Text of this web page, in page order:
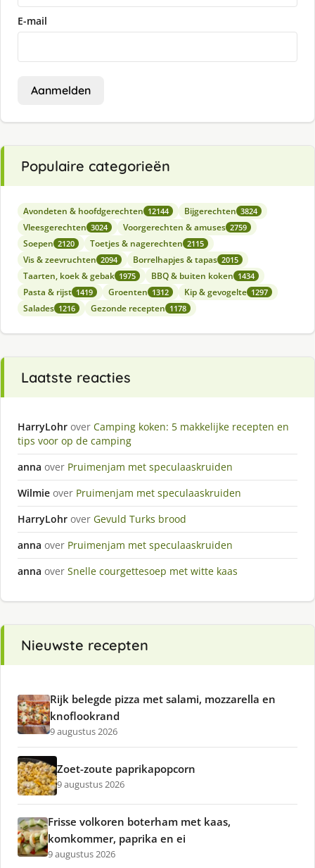
E-mail
Aanmelden
Populaire categorieën
Avondeten & hoofdgerechten 12144 Bijgerechten 3824
Vleesgerechten 3024 Voorgerechten & amuses 2759
Soepen 2120 Toetjes & nagerechten 2115
Vis & zeevruchten 2094 Borrelhapjes & tapas 2015
Taarten, koek & gebak 1975 BBQ & buiten koken 1434
Pasta & rijst 1419 Groenten 1312 Kip & gevogelte 1297
Salades 1216 Gezonde recepten 1178
Laatste reacties
HarryLohr over Camping koken: 5 makkelijke recepten en
tips voor op de camping
anna over Pruimenjam met speculaaskruiden
Wilmie over Pruimenjam met speculaaskruiden
HarryLohr over Gevuld Turks brood
anna over Pruimenjam met speculaaskruiden
anna over Snelle courgettesoep met witte kaas
Nieuwste recepten
Rijk belegde pizza met salami, mozzarella en
knoflookrand
9 augustus 2026
Zoet-zoute paprikapopcorn
9 augustus 2026
Frisse volkoren boterham met kaas,
komkommer, paprika en ei
9 augustus 2026